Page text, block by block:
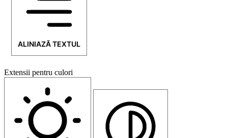
ALINIAZĂ TEXTUL
Extensii pentru culori